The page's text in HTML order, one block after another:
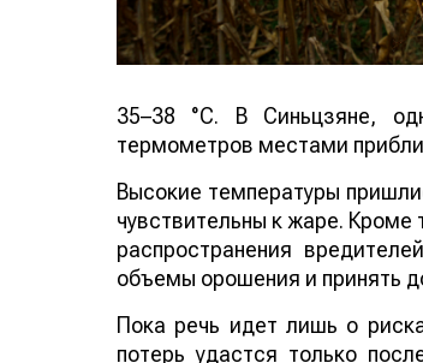
35–38 °C. В Синьцзяне,
термометров местами
Высокие температуры
чувствительны к жаре. Кроме
распространения
объемы орошения и принять
Пока речь идет лишь о
потерь удастся только